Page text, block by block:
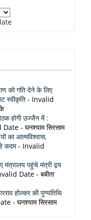
को गति देने के लिए
स्वीकृति - Invalid
होगी उज्जैन में :
Date - घनश्याम सिरसाम
का आत्मविश्वास,
कदम- Invalid
पहुंचे मंत्री द्वय
Date - बबीता
होल्कर की पुण्यतिथि
- घनश्याम सिरसाम